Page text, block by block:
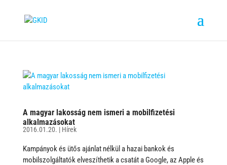
A magyar lakosság nem ismeri a mobilfizetési
alkalmazásokat
2016.01.20. | Hírek
Kampányok és ütős ajánlat nélkül a hazai bankok és
mobilszolgáltatók elveszíthetik a csatát a Google, az Apple és